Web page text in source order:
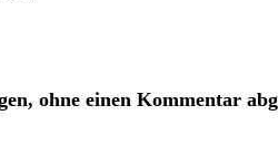
ohne einen Kommentar